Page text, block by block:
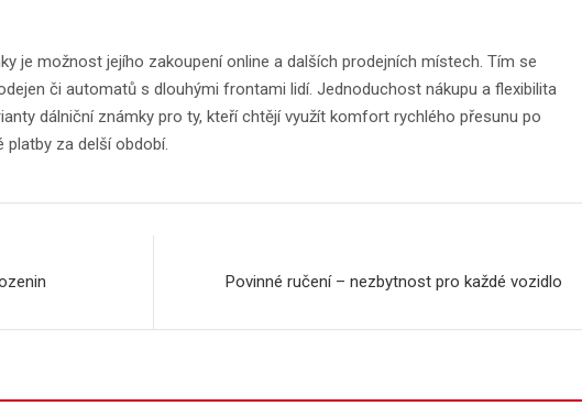
je možnost jejího zakoupení online a dalších prodejních místech. Tím se
či automatů s dlouhými frontami lidí. Jednoduchost nákupu a flexibilita
dálniční známky pro ty, kteří chtějí využít komfort rychlého přesunu po
za delší období.
Povinné ručení – nezbytnost pro každé vozidlo